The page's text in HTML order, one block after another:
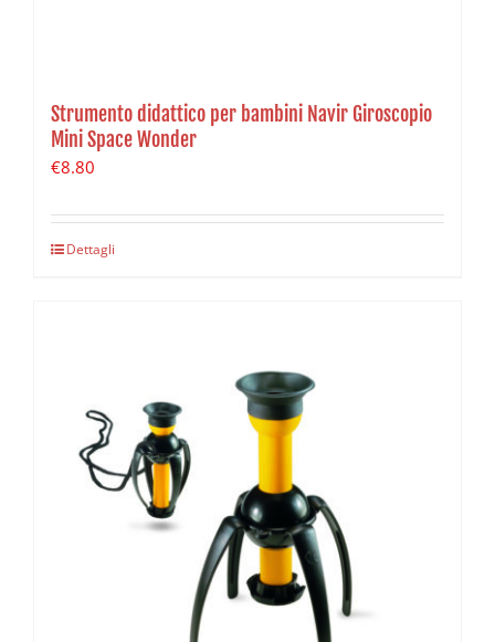
Strumento didattico per bambini Navir Giroscopio
Mini Space Wonder
€8.80
Dettagli